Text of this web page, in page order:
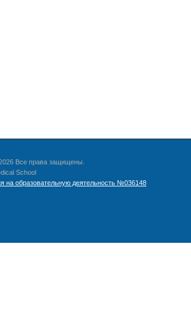
Все права защищены.
School
на образовательную деятельность №036148